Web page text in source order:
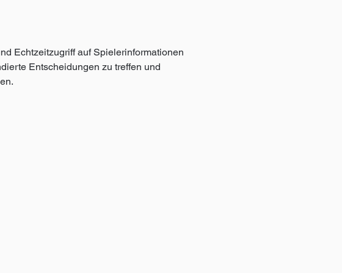
Echtzeitzugriff auf Spielerinformationen
Entscheidungen zu treffen und